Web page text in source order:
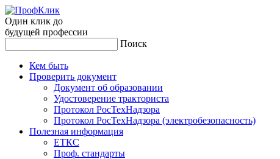
Один клик до
будущей профессии
Поиск
Кем быть
Проверить документ
Документ об образовании
Удостоверение тракториста
Протокол РосТехНадзора
Протокол РосТехНадзора (электробезопасность)
Полезная информация
ЕТКС
Проф. стандарты